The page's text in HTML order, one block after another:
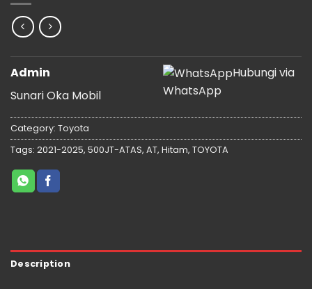
Admin
Sunari Oka Mobil
Hubungi via
WhatsApp
Category: Toyota
Tags: 2021-2025, 500JT-ATAS, AT, Hitam, TOYOTA
Description